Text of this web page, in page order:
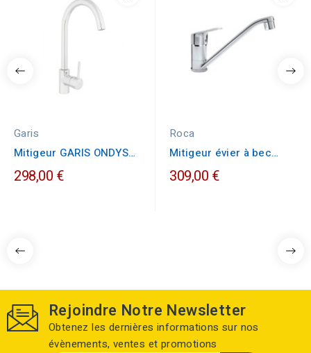
Garis
Mitigeur GARIS ONDYS
bec haut
298,00 €
Roca
Mitigeur évier à bec
fondu mobile Roca
ADELE
309,00 €
Rejoindre Notre Newsletter
Obtenez les dernières informations sur nos
évènements, ventes et promotions